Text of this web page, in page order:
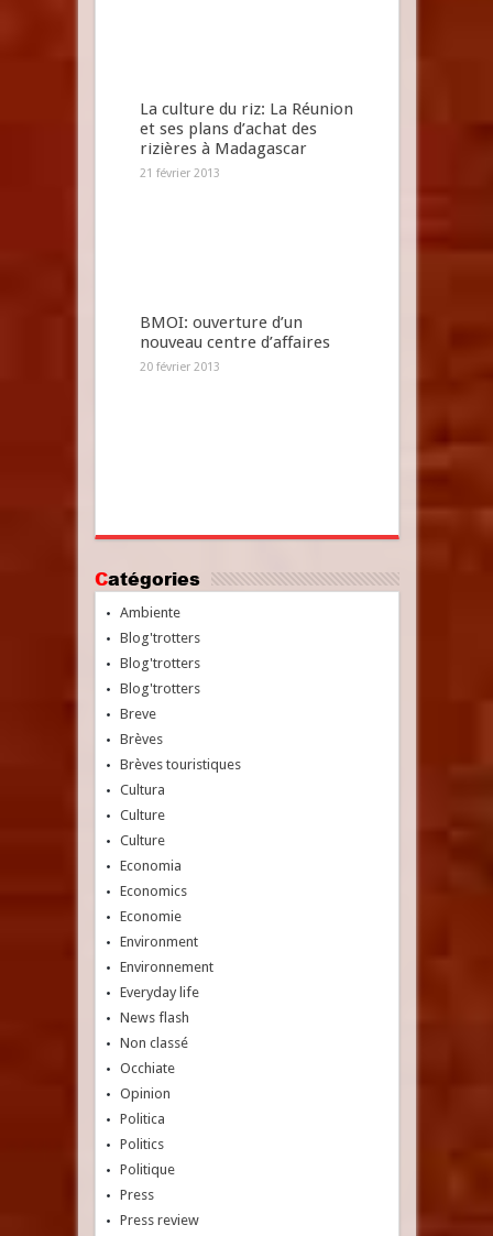
La culture du riz: La Réunion
et ses plans d’achat des
rizières à Madagascar
21 février 2013
BMOI: ouverture d’un
nouveau centre d’affaires
20 février 2013
Catégories
Ambiente
Blog'trotters
Blog'trotters
Blog'trotters
Breve
Brèves
Brèves touristiques
Cultura
Culture
Culture
Economia
Economics
Economie
Environment
Environnement
Everyday life
News flash
Non classé
Occhiate
Opinion
Politica
Politics
Politique
Press
Press review